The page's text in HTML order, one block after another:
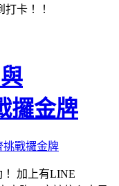
卡！！
攞金牌
加上有LINE